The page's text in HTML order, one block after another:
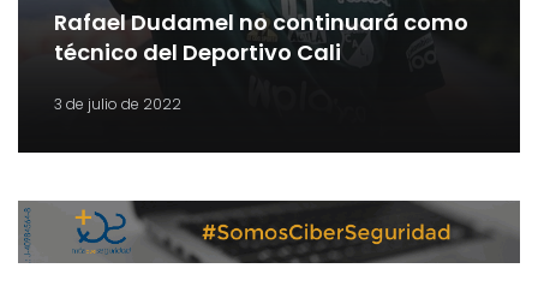
Rafael Dudamel no continuará como
técnico del Deportivo Cali
3 de julio de 2022